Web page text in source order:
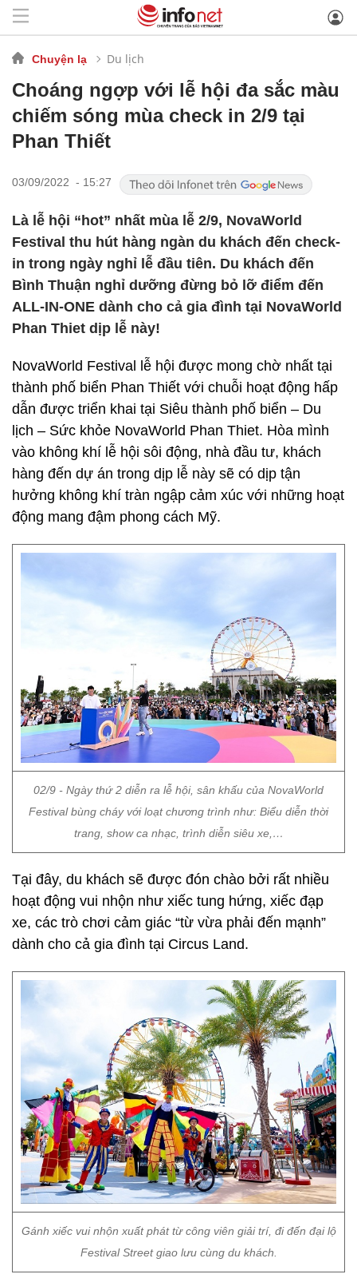
Chuyện lạ Du lịch
Choáng ngợp với lễ hội đa sắc màu
chiếm sóng mùa check in 2/9 tại
Phan Thiết
03/09/2022 - 15:27
Là lễ hội “hot” nhất mùa lễ 2/9, NovaWorld
Festival thu hút hàng ngàn du khách đến check-
in trong ngày nghỉ lễ đầu tiên. Du khách đến
Bình Thuận nghỉ dưỡng đừng bỏ lỡ điểm đến
ALL-IN-ONE dành cho cả gia đình tại NovaWorld
Phan Thiet dịp lễ này!
NovaWorld Festival lễ hội được mong chờ nhất tại
thành phố biển Phan Thiết với chuỗi hoạt động hấp
dẫn được triển khai tại Siêu thành phố biển – Du
lịch – Sức khỏe NovaWorld Phan Thiet. Hòa mình
vào không khí lễ hội sôi động, nhà đầu tư, khách
hàng đến dự án trong dịp lễ này sẽ có dịp tận
hưởng không khí tràn ngập cảm xúc với những hoạt
động mang đậm phong cách Mỹ.
02/9 - Ngày thứ 2 diễn ra lễ hội, sân khấu của NovaWorld
Festival bùng cháy với loạt chương trình như: Biểu diễn thời
trang, show ca nhạc, trình diễn siêu xe,…
Tại đây, du khách sẽ được đón chào bởi rất nhiều
hoạt động vui nhộn như xiếc tung hứng, xiếc đạp
xe, các trò chơi cảm giác “từ vừa phải đến mạnh”
dành cho cả gia đình tại Circus Land.
Gánh xiếc vui nhộn xuất phát từ công viên giải trí, đi đến đại lộ
Festival Street giao lưu cùng du khách.